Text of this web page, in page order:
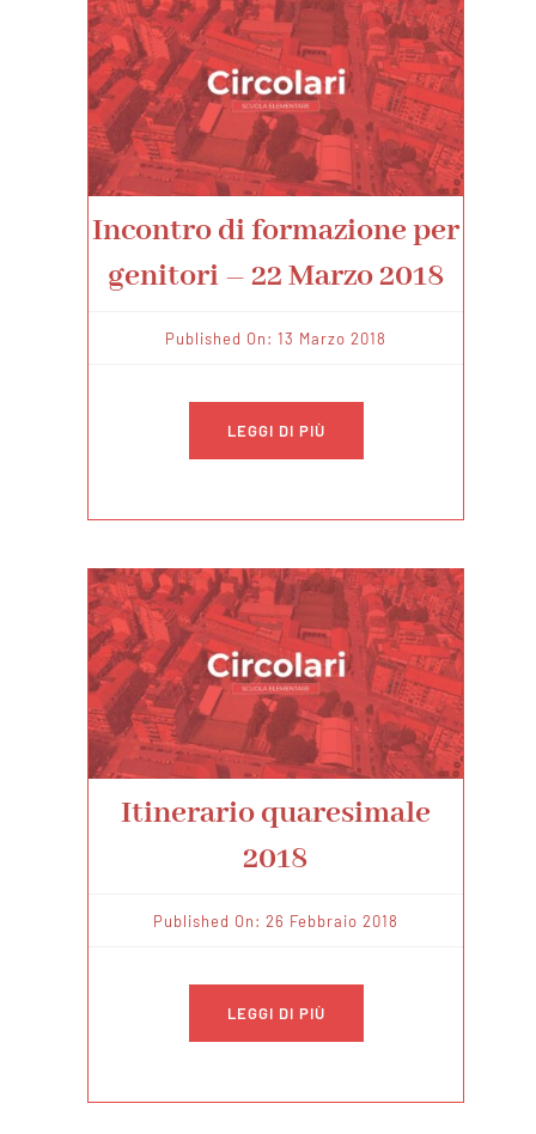
Incontro di formazione per
genitori – 22 Marzo 2018
Published On: 13 Marzo 2018
LEGGI DI PIÙ
Itinerario quaresimale
2018
Published On: 26 Febbraio 2018
LEGGI DI PIÙ